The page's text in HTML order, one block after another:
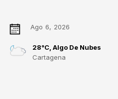
Ago 6, 2026
28°C, Algo De Nubes
Cartagena